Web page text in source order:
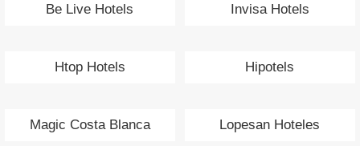
Be Live Hotels Invisa Hotels
Htop Hotels Hipotels
Magic Costa Blanca Lopesan Hoteles